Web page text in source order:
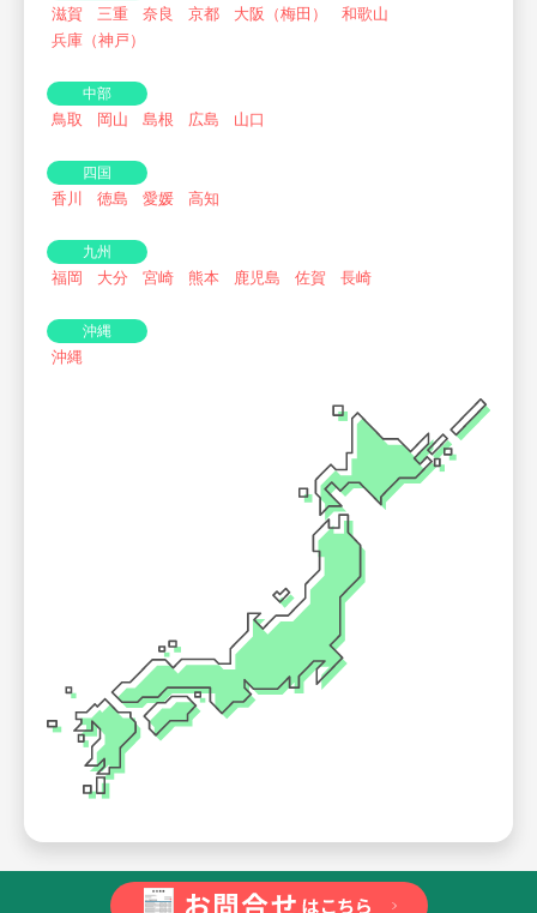
滋賀 三重 奈良 京都 大阪（梅田）
和歌山
兵庫（神戸）
中部
鳥取 岡山 島根 広島 山口
四国
香川 徳島 愛媛 高知
九州
福岡 大分 宮崎 熊本 鹿児島 佐賀 長崎
沖縄
沖縄